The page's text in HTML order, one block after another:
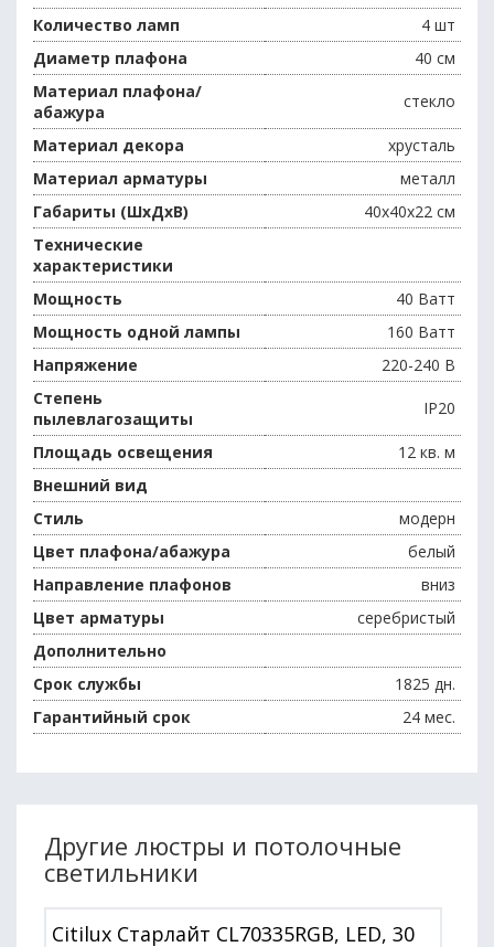
Количество ламп
4 шт
Диаметр плафона
40 см
Материал плафона/
абажура
стекло
Материал декора
хрусталь
Материал арматуры
металл
Габариты (ШхДхВ)
40x40x22 см
Технические
характеристики
Мощность
40 Ватт
Мощность одной лампы
160 Ватт
Напряжение
220-240 В
Степень
пылевлагозащиты
IP20
Площадь освещения
12 кв. м
Внешний вид
Стиль
модерн
Цвет плафона/абажура
белый
Направление плафонов
вниз
Цвет арматуры
серебристый
Дополнительно
Срок службы
1825 дн.
Гарантийный срок
24 мес.
Другие люстры и потолочные
светильники
Citilux Старлайт CL70335RGB, LED, 30